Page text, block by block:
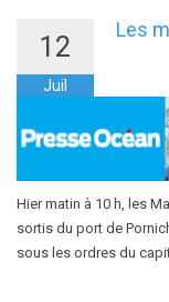
12
Juil
Les
Hier matin à 10 h, les
sortis du port de
sous les ordres du